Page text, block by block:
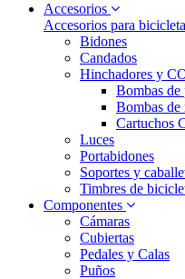
Accesorios
Accesorios para
Bidones
Candados
Hinchadores y
Bombas de
Bombas de
Cartuchos
Luces
Portabidones
Soportes y
Timbres de
Componentes
Cámaras
Cubiertas
Pedales y Calas
Puños